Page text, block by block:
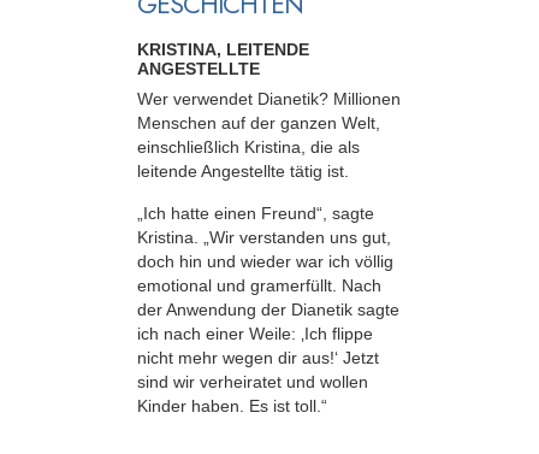
KRISTINA, LEITENDE
ANGESTELLTE
Wer verwendet Dianetik? Millionen
Menschen auf der ganzen Welt,
einschließlich Kristina, die als
leitende Angestellte tätig ist.
„Ich hatte einen Freund“, sagte
Kristina. „Wir verstanden uns gut,
doch hin und wieder war ich völlig
emotional und gramerfüllt. Nach
der Anwendung der Dianetik sagte
ich nach einer Weile: ‚Ich flippe
nicht mehr wegen dir aus!‘ Jetzt
sind wir verheiratet und wollen
Kinder haben. Es ist toll.“